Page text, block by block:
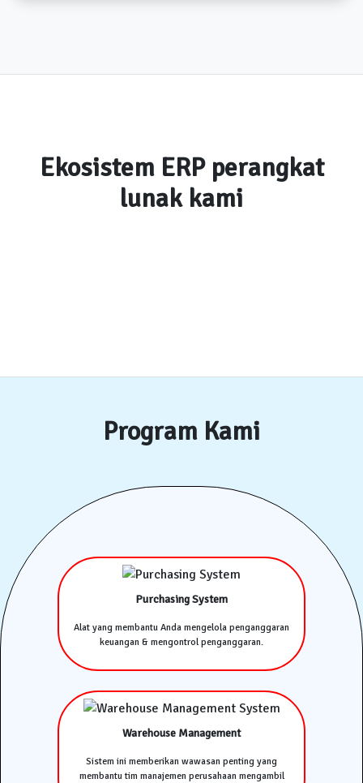
Ekosistem ERP perangkat
lunak kami
Program Kami
Purchasing System
Alat yang membantu Anda mengelola penganggaran
keuangan & mengontrol penganggaran.
Warehouse Management
Sistem ini memberikan wawasan penting yang
membantu tim manajemen perusahaan mengambil